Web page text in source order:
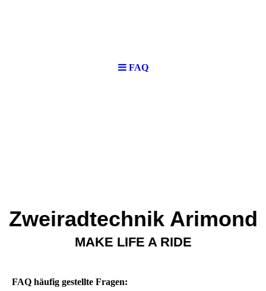
FAQ
Zweiradtechnik Arimond
MAKE LIFE A RIDE
FAQ häufig gestellte Fragen: